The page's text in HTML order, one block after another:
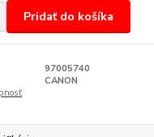
Pridať do košíka
97005740
CANON